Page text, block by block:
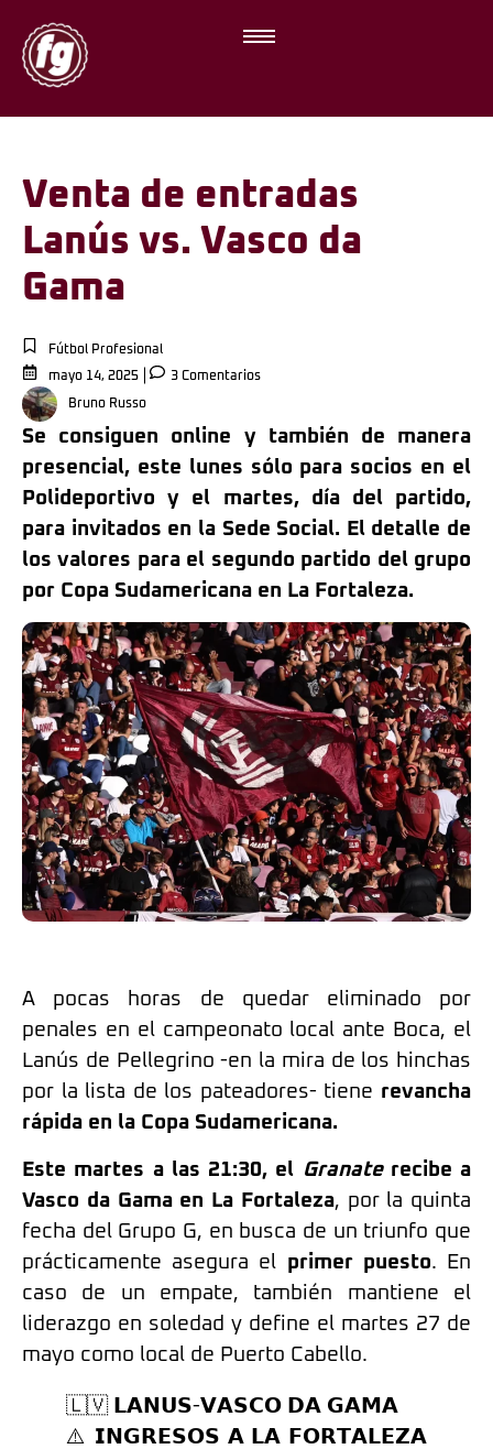
Venta de entradas
Lanús vs. Vasco da
Gama
Fútbol Profesional
mayo 14, 2025
3 Comentarios
Bruno Russo
Se consiguen online y también de manera
presencial, este lunes sólo para socios en el
Polideportivo y el martes, día del partido,
para invitados en la Sede Social. El detalle de
los valores para el segundo partido del grupo
por Copa Sudamericana en La Fortaleza.
A pocas horas de quedar eliminado por
penales en el campeonato local ante Boca, el
Lanús de Pellegrino -en la mira de los hinchas
por la lista de los pateadores- tiene revancha
rápida en la Copa Sudamericana.
Este martes a las 21:30, el Granaterecibe a
Vasco da Gama en La Fortaleza, por la quinta
fecha del Grupo G, en busca de un triunfo que
prácticamente asegura el primer puesto. En
caso de un empate, también mantiene el
liderazgo en soledad y define el martes 27 de
mayo como local de Puerto Cabello.
🇱🇻 𝗟𝗔𝗡𝗨𝗦-𝗩𝗔𝗦𝗖𝗢 𝗗𝗔 𝗚𝗔𝗠𝗔
⚠️ 𝗜𝗡𝗚𝗥𝗘𝗦𝗢𝗦 𝗔 𝗟𝗔 𝗙𝗢𝗥𝗧𝗔𝗟𝗘𝗭𝗔